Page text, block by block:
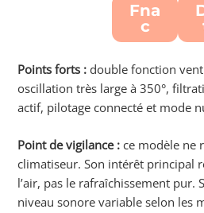
Fna
c
Points forts : double fonction
oscillation très large à 350°,
actif, pilotage connecté et mode
Point de vigilance :ce modèle ne
climatiseur. Son intérêt principal
l’air, pas le rafraîchissement pur.
niveau sonore variable selon les